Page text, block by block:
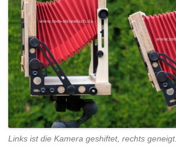
Links ist die Kamera geshiftet, rechts geneigt.